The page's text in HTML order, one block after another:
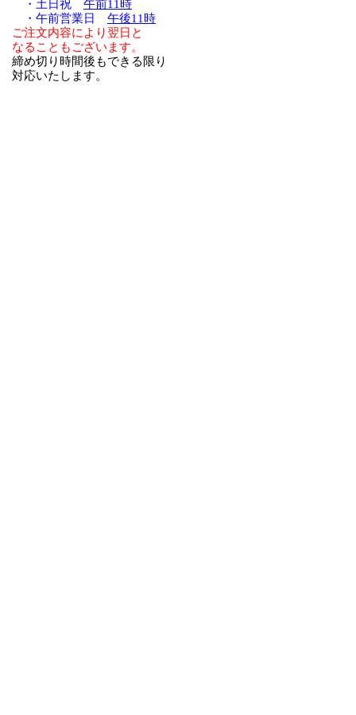
・土日祝 午前11時
・午前営業日 午後11時
ご注文内容により翌日と
なることもございます。
締め切り時間後もできる限り
対応いたします。